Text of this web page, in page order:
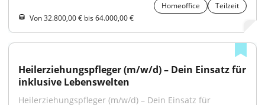
Homeoffice
Teilzeit
Von 32.800,00 € bis 64.000,00 €
Heilerziehungspfleger (m/w/d) – Dein Einsatz für
inklusive Lebenswelten
Heilerziehungspfleger (m/w/d) – Dein Einsatz für